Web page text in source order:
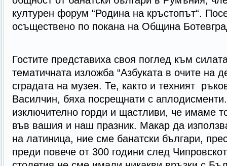
културен форум “Родина на кръстопът“.
осъществено по покана на Община
Гостите представиха своя поглед към
тематичната изложба “Азбуката в очите на
сградата на музея. Те, както и техният
Василчин, бяха посрещнати с
изключително горди и щастливи, че имаме
във вашия и наш празник. Макар да
на латиница, ние сме банатски българи,
преди повече от 300 години след